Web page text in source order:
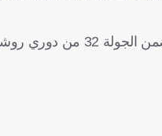
ويأتي ذلك قبل مواجهة